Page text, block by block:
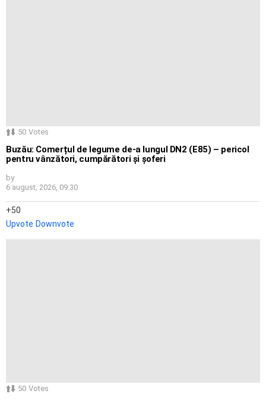
50 Votes
Buzău: Comerțul de legume de-a lungul DN2 (E85) – pericol
pentru vânzători, cumpărători și șoferi
by
6 august, 2026, 09:30
50
Upvote Downvote
50 Votes